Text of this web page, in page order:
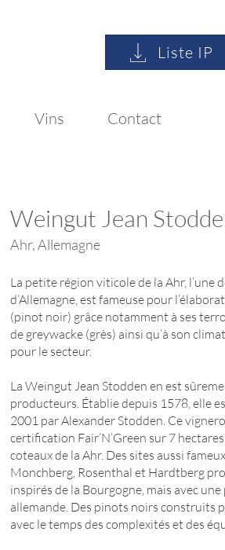
Liste IP
Vins Contact
Weingut Jean
Ahr, Allemagne
La petite région viticole de la Ahr, l’une
d’Allemagne, est fameuse pour
(pinot noir) grâce notamment à ses
de greywacke (grès) ainsi qu’à son
pour le secteur.
La Weingut Jean Stodden en est
producteurs. Établie depuis 1578, elle
2001 par Alexander Stodden. Ce
certification Fair’N’Green sur 7
coteaux de la Ahr. Des sites aussi
Monchberg, Rosenthal et Hardtberg
inspirés de la Bourgogne, mais avec
allemande. Des pinots noirs construits
avec le temps des complexités et des